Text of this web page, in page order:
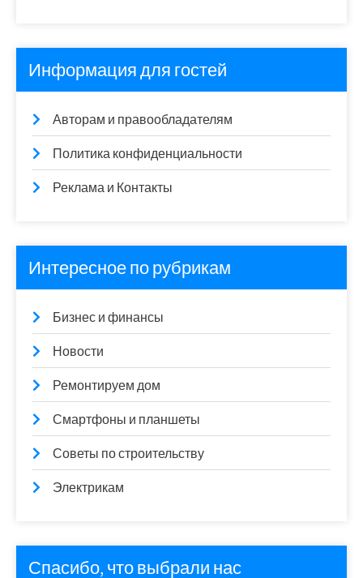
Информация для гостей
Авторам и правообладателям
Политика конфиденциальности
Реклама и Контакты
Интересное по рубрикам
Бизнес и финансы
Новости
Ремонтируем дом
Смартфоны и планшеты
Советы по строительству
Электрикам
Спасибо, что выбрали нас